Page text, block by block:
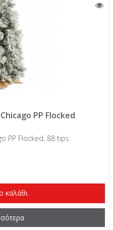
ΡP Flocked
ΡP Flocked, 88 tips
καλάθι